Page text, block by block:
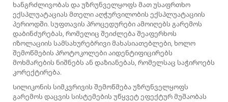
ხანგრძლივობას და უზრუნველყოფს მათ უსაფრთხო
ექსპლუატაციას მთელი აღჭურვილობის ექსპლუატაციის
პერიოდში. სუფთავის პროცედურები ამოიღებს გარემოს
დაბინძურებას, რომელიც შეიძლება შეაფერხოს
იზოლაციის სამსახურებრივი მახასიათებლები, ხოლო
შემოწმების პროტოკოლები აიდენტიფიცირებს
მოხმარების ნიშნებს ან დაზიანებას, რომელსაც საჭიროებს
კორექტირება.
Სილიკონის სიმკვრივის შემოწმება უზრუნველყოფს
გარემოს დაცვის სისტემების უწყვეტ ეფექტურ მუშაობას